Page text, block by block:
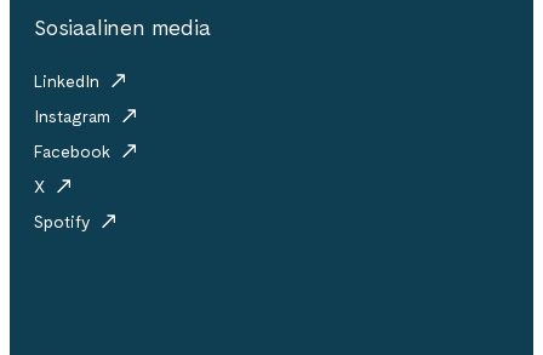
Sosiaalinen media
LinkedIn
Instagram
Facebook
X
Spotify